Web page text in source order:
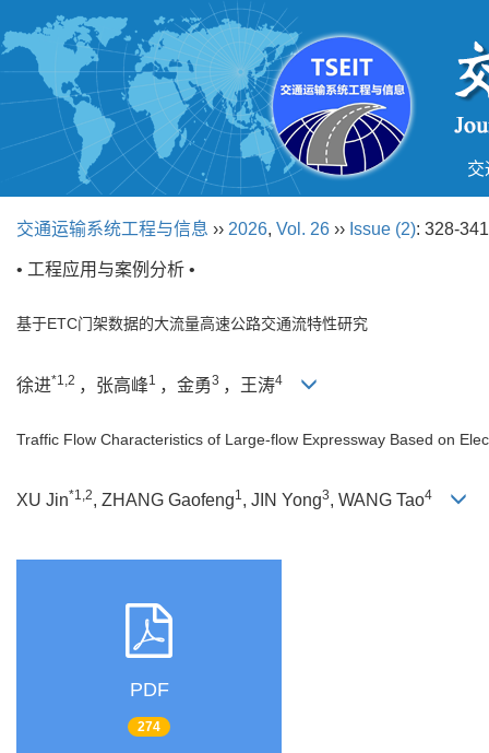
交
交通运输系统工程与信息 ›› 2026, Vol. 26 ›› Issue (2): 328-
• 工程应用与案例分析 •
基于ETC门架数据的大流量高速公路交通流特性研究
徐进*1,2 ，张高峰1 ，金勇3 ，王涛4
Traffic Flow Characteristics of Large-flow Expressway Based on
XU Jin*1,2, ZHANG Gaofeng1, JIN Yong3, WANG Tao4
PDF
274